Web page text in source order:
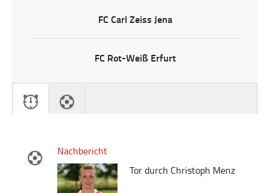
FC Carl Zeiss Jena
FC Rot-Weiß Erfurt
Nachbericht
Tor durch Christoph Menz